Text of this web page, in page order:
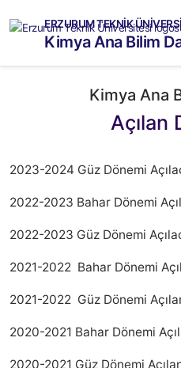
ERZURUM TEKNİK
Kimya Ana Bilim
Kimya Ana
Açılan
2023-2024 Güz Dönemi
2022-2023 Bahar Dönemi
2022-2023 Güz Dönemi
2021-2022 Bahar Dönemi
2021-2022 Güz Dönemi
2020-2021 Bahar Dönemi
2020-2021 Güz Dönemi